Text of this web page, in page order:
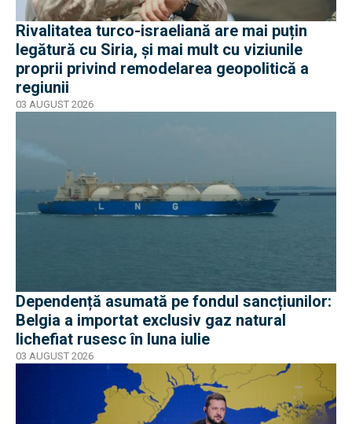
Rivalitatea turco-israeliană are mai puțin
legătură cu Siria, și mai mult cu viziunile
proprii privind remodelarea geopolitică a
regiunii
03 AUGUST 2026
Dependență asumată pe fondul sancțiunilor:
Belgia a importat exclusiv gaz natural
lichefiat rusesc în luna iulie
03 AUGUST 2026